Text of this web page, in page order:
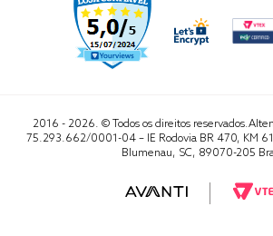
2016 - 2026. © Todos os direitos
75.293.662/0001-04 – IE Rodovia BR 470, KM
Blumenau, SC, 89070-205